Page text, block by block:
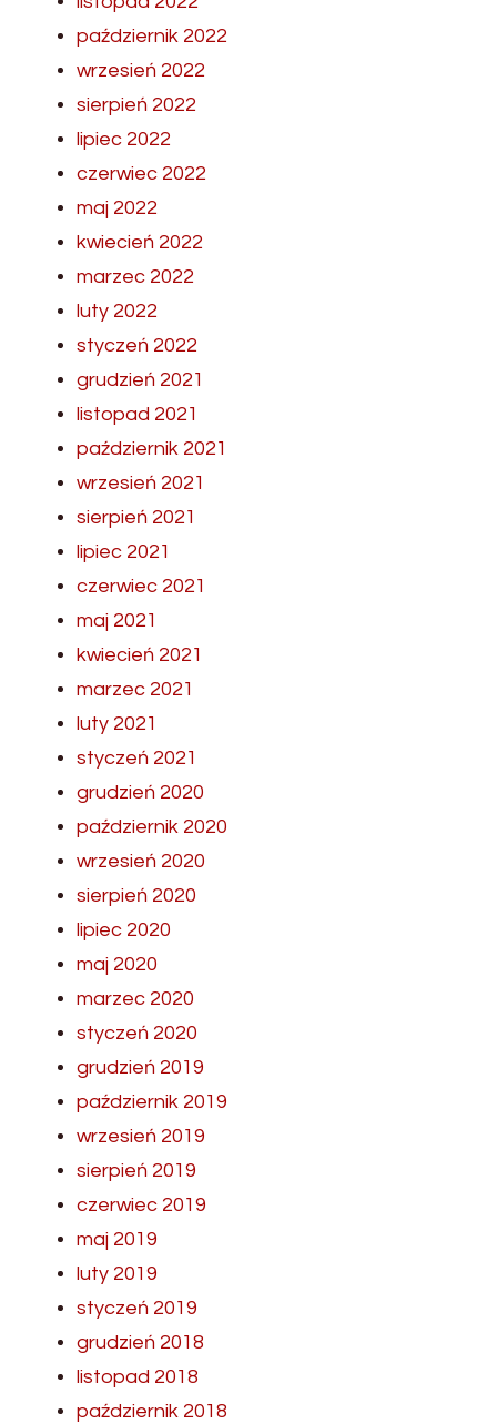
październik 2022
wrzesień 2022
sierpień 2022
lipiec 2022
czerwiec 2022
maj 2022
kwiecień 2022
marzec 2022
luty 2022
styczeń 2022
grudzień 2021
listopad 2021
październik 2021
wrzesień 2021
sierpień 2021
lipiec 2021
czerwiec 2021
maj 2021
kwiecień 2021
marzec 2021
luty 2021
styczeń 2021
grudzień 2020
październik 2020
wrzesień 2020
sierpień 2020
lipiec 2020
maj 2020
marzec 2020
styczeń 2020
grudzień 2019
październik 2019
wrzesień 2019
sierpień 2019
czerwiec 2019
maj 2019
luty 2019
styczeń 2019
grudzień 2018
listopad 2018
październik 2018